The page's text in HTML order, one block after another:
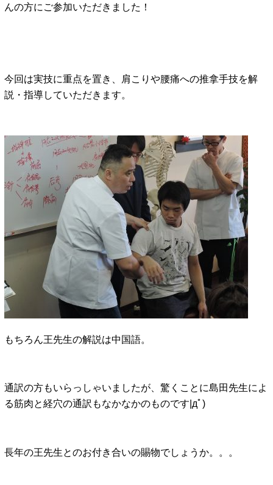
んの方にご参加いただきました！
今回は実技に重点を置き、肩こりや腰痛への推拿手技を解
説・指導していただきます。
もちろん王先生の解説は中国語。
通訳の方もいらっしゃいましたが、驚くことに島田先生によ
る筋肉と経穴の通訳もなかなかのものです|дﾟ)
長年の王先生とのお付き合いの賜物でしょうか。。。